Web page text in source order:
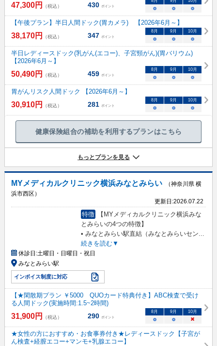
47,300円 （税込） 430 ポイント ○ ○ ○
【午後プラン】半日人間ドック(胃カメラ) 【2026年6月～】
38,170円 （税込） 347 ポイント
8月 9月 10月
○ ○ ○
半日レディースドック(乳がん(エコー)、子宮頸がん)(胃バリウム)
【2026年6月～】
50,490円 （税込） 459 ポイント
8月 9月 10月
○ ○ ○
胃がんリスク人間ドック 【2026年6月～】
30,910円 （税込） 281 ポイント
8月 9月 10月
○ ○ ○
健康保険組合の補助を利用するプランはこちら
もっとプランを見る
MYメディカルクリニック横浜みなとみらい
（神奈川県 横
浜市西区）
更新日:2026.07.22
特徴
【MYメディカルクリニック横浜みな
とみらいの4つの特徴】
• みなとみらい駅直結（みなとみらいセン...
続きを読む▼
休診日:土曜日・日曜日・祝日
みなとみらい駅
インボイス制度に対応
【★閑散期プラン ￥5000 QUOカード特典付き】ABC検査で受け
る人間ドック(実施時間:1.5~2時間)
31,900円 （税込） 290 ポイント
8月 9月 10月
○ ○ ×
★女性の方におすすめ・お食事券付き★レディースドック【子宮が
ん検査+経膣エコー+マンモ+乳腺エコー】